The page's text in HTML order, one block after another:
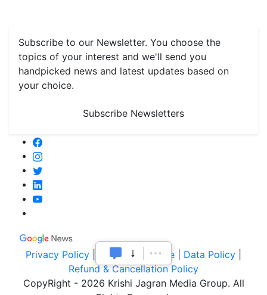
Subscribe to our Newsletter. You choose the
topics of your interest and we'll send you
handpicked news and latest updates based on
your choice.
Subscribe Newsletters
Privacy Policy Terms of Service Data Policy
Refund & Cancellation Policy
CopyRight - 2026 Krishi Jagran Media Group. All